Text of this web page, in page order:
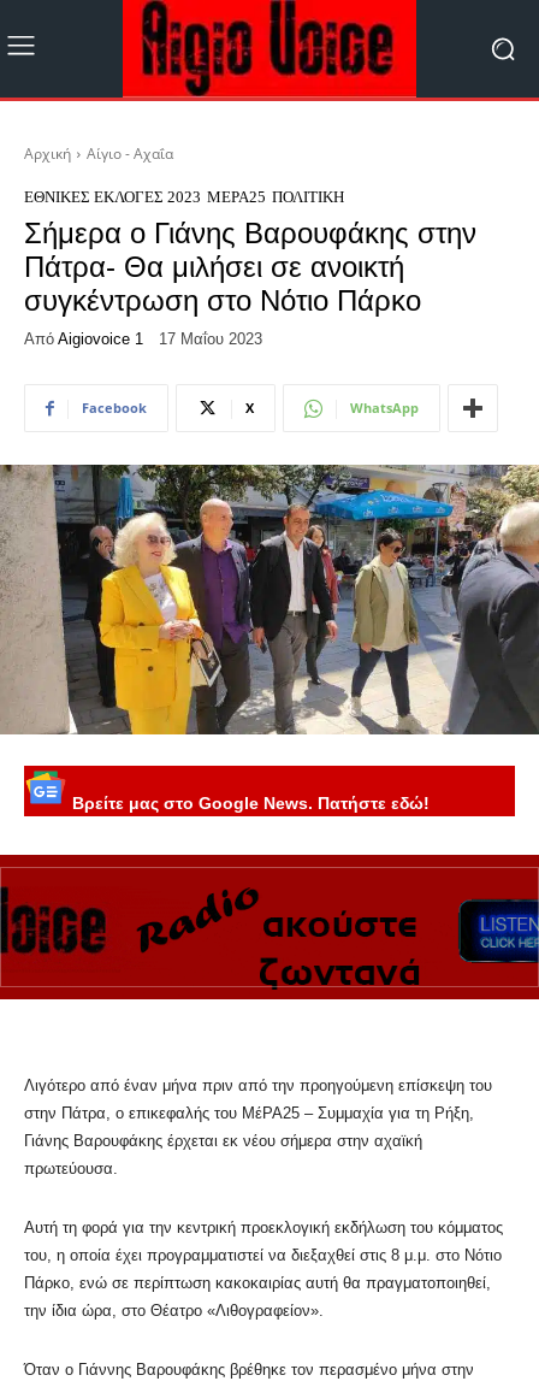
Αρχική Αίγιο - Αχαΐα
ΕΘΝΙΚΈΣ ΕΚΛΟΓΈΣ 2023 ΜΈΡΑ25 ΠΟΛΙΤΙΚΉ
Σήμερα ο Γιάνης Βαρουφάκης στην
Πάτρα- Θα μιλήσει σε ανοικτή
συγκέντρωση στο Νότιο Πάρκο
Από Aigiovoice 1 17 Μαΐου 2023
Facebook X WhatsApp
Βρείτε μας στο Google News. Πατήστε εδώ!
Λιγότερο από έναν μήνα πριν από την προηγούμενη επίσκεψη του
στην Πάτρα, ο επικεφαλής του ΜέΡΑ25 – Συμμαχία για τη Ρήξη,
Γιάνης Βαρουφάκης έρχεται εκ νέου σήμερα στην αχαϊκή
πρωτεύουσα.
Αυτή τη φορά για την κεντρική προεκλογική εκδήλωση του κόμματος
του, η οποία έχει προγραμματιστεί να διεξαχθεί στις 8 μ.μ. στο Νότιο
Πάρκο, ενώ σε περίπτωση κακοκαιρίας αυτή θα πραγματοποιηθεί,
την ίδια ώρα, στο Θέατρο «Λιθογραφείον».
Όταν ο Γιάννης Βαρουφάκης βρέθηκε τον περασμένο μήνα στην